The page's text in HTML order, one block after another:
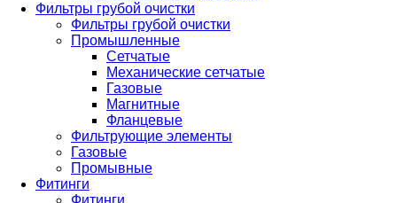
Фильтры грубой очистки
Фильтры грубой очистки
Промышленные
Сетчатые
Механические сетчатые
Газовые
Магнитные
Фланцевые
Фильтрующие элементы
Газовые
Промывные
Фитинги